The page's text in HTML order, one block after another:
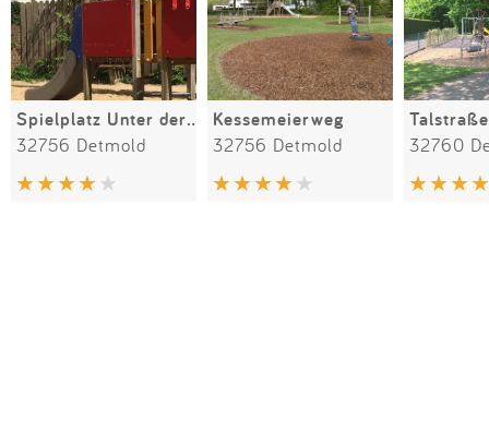
Spielplatz Unter der Wehme
32756 Detmold
Kessemeierweg
32756 Detmold
Talstraße
32760